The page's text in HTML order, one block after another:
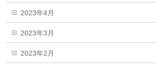
2023年4月
2023年3月
2023年2月